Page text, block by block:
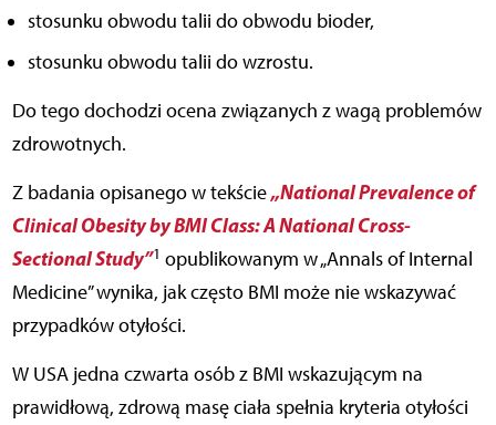
stosunku obwodu talii do obwodu bioder,
stosunku obwodu talii do wzrostu.
Do tego dochodzi ocena związanych z wagą problemów
zdrowotnych.
Z badania opisanego w tekście„National Prevalence of
Clinical Obesity by BMI Class: A National Cross-
Sectional Study”1 opublikowanym w „Annals of Internal
Medicine” wynika, jak często BMI może nie wskazywać
przypadków otyłości.
W USA jedna czwarta osób z BMI wskazującym na
prawidłową, zdrową masę ciała spełnia kryteria otyłości